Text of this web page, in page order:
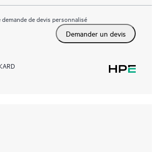
de devis personnalisé
Demander un devis